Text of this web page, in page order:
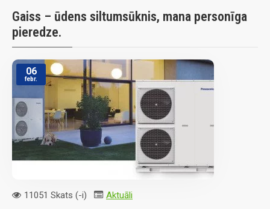
Gaiss – ūdens siltumsūknis, mana personīga
pieredze.
06
febr.
11051 Skats (-i) Aktuāli